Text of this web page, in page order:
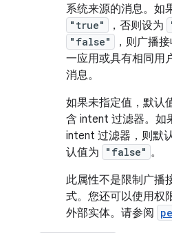
系统来源的消息。如
"true" ，否则设为
"false"
，则广播
一应用或具有相同用
消息。
如果未指定值，默认
含 intent 过滤器。如
intent 过滤器，则默
认值为
"false" 。
此属性不是限制广播
式。您还可以使用权
外部实体。请参阅